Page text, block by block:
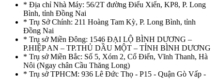
* Địa chỉ Nhà Máy: 56/2T đường Điểu Xiển, KP8, P. Long
Bình, tỉnh Đồng Nai
* Trụ Sở Chính: 211 Hoàng Tam Kỳ, P. Long Bình, tỉnh
Đồng Nai
* Trụ sở Miền Đông: 1546 ĐẠI LỘ BÌNH DƯƠNG –
P.HIỆP AN – TP.THỦ DẦU MỘT – TỈNH BÌNH DƯƠNG
* Trụ sở Miền Bắc: Số 5, Xóm 2, Cổ Điển, Vĩnh Thanh, Hà
Nôi (Ngay chân Cầu Thăng Long)
* Trụ sở TPHCM: 936 Lê Đức Thọ - P15 - Quận Gò Vấp -